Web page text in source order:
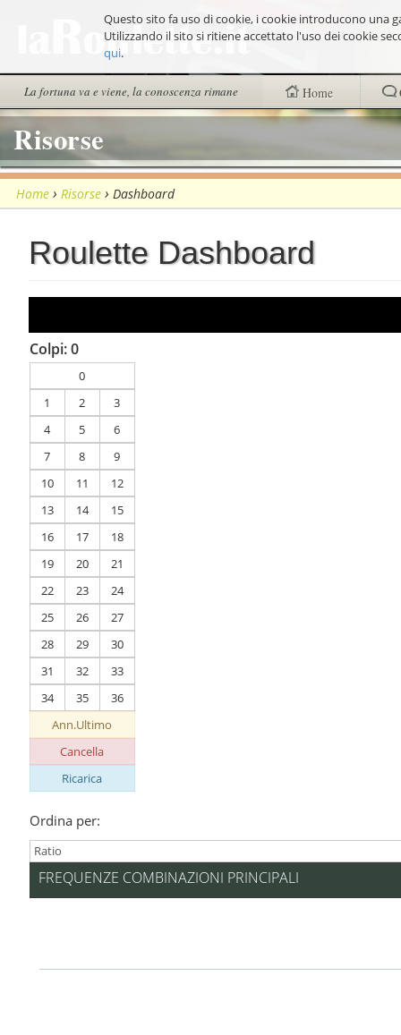
Salta
alla
navigazione
Sezioni
La fortuna va e viene, la conoscenza rimane Home
trovi anche
Chi siamo
La Roulette
Risorse
Questo sito fa uso di cookie, i cookie introducono una
Utilizzando il sito si ritiene accettato l'uso dei cookie
qui.
Home ›Risorse ›Dashboard
Roulette Dashboard
Colpi: 0
0
1
2
3
4
5
6
7
8
9
10
11
12
13
14
15
16
17
18
19
20
21
22
23
24
25
26
27
28
29
30
31
32
33
34
35
36
Ann.Ultimo
Cancella
Ricarica
Ordina per:
FREQUENZE COMBINAZIONI PRINCIPALI